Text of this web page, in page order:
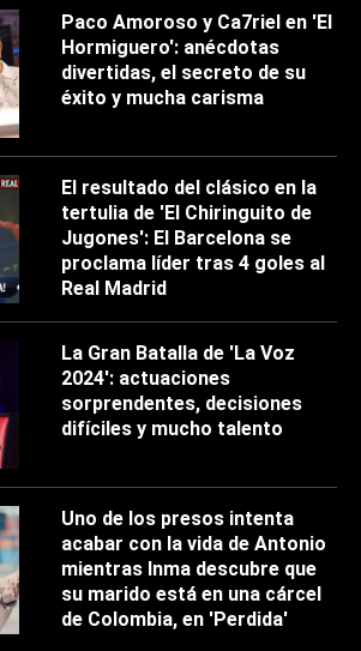
Paco Amoroso y Ca7riel en 'El
Hormiguero': anécdotas
divertidas, el secreto de su
éxito y mucha carisma
El resultado del clásico en la
tertulia de 'El Chiringuito de
Jugones': El Barcelona se
proclama líder tras 4 goles al
Real Madrid
La Gran Batalla de 'La Voz
2024': actuaciones
sorprendentes, decisiones
difíciles y mucho talento
Uno de los presos intenta
acabar con la vida de Antonio
mientras Inma descubre que
su marido está en una cárcel
de Colombia, en 'Perdida'